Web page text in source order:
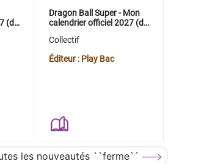
(de
Dragon Ball Super - Mon
calendrier officiel 2027 (de
Collectif
Éditeur : Play Bac
les nouveautés ``ferme``